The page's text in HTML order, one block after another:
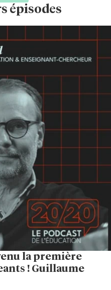
épisodes
la première
! Guillaume